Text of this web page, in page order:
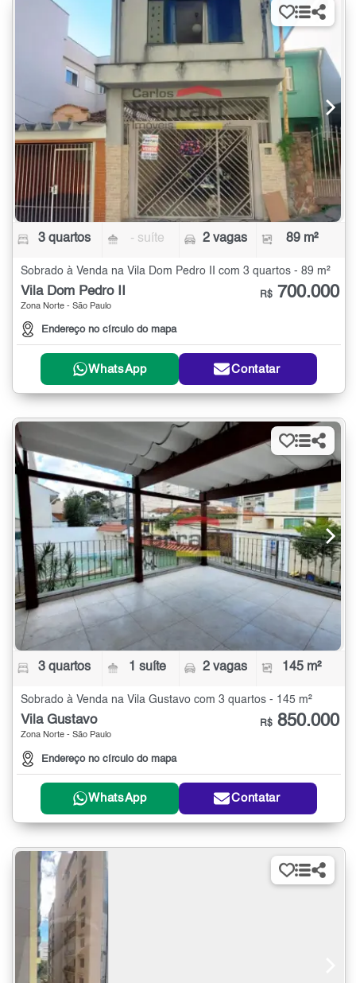
3 quartos - suíte 2 vagas 89 m²
Sobrado à Venda na Vila Dom Pedro II com 3 quartos - 89 m²
Vila Dom Pedro II
Zona Norte - São Paulo
Endereço no círculo do mapa
R$ 700.000
WhatsApp Contatar
3 quartos 1 suíte 2 vagas 145 m²
Sobrado à Venda na Vila Gustavo com 3 quartos - 145 m²
Vila Gustavo
Zona Norte - São Paulo
Endereço no círculo do mapa
R$ 850.000
WhatsApp Contatar